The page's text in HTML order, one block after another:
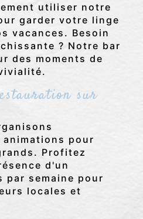
utiliser notre
garder votre linge
vacances. Besoin
? Notre bar
des moments de
sur
pour
Profitez
d'un
semaine pour
locales et